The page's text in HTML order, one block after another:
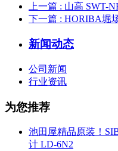
上一篇 : 山高 SWT-
下一篇 : HORIBA堀
新闻动态
公司新闻
行业资讯
为您推荐
池田屋精品原装！
计 LD-6N2